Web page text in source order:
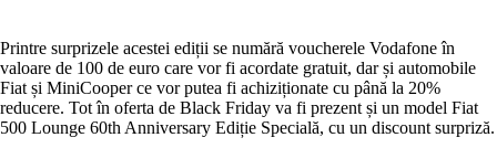
Printre surprizele acestei ediții se numără voucherele Vodafone în
valoare de 100 de euro care vor fi acordate gratuit, dar și automobile
Fiat și MiniCooper ce vor putea fi achiziționate cu până la 20%
reducere. Tot în oferta de Black Friday va fi prezent și un model Fiat
500 Lounge 60th Anniversary Ediție Specială, cu un discount surpriză.